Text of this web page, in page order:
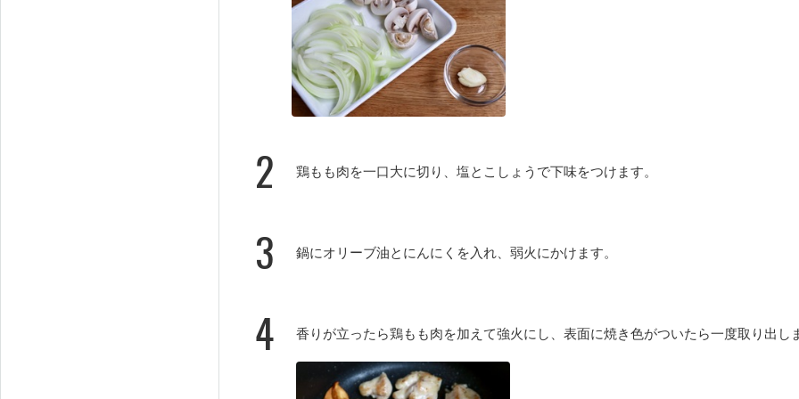
2 鶏もも肉を一口大に切り、塩とこしょうで下味をつけます。
3 鍋にオリーブ油とにんにくを入れ、弱火にかけます。
4 香りが立ったら鶏もも肉を加えて強火にし、表面に焼き色がついたら一度取り出し